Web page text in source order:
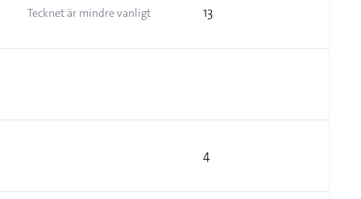
Tecknet är mindre vanligt 13
4